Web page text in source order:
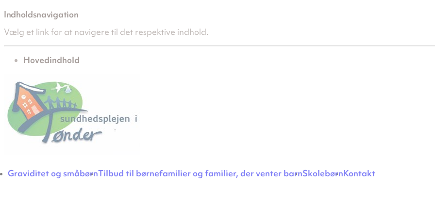
Indholdsnavigation
Vælg et link for at navigere til det respektive indhold.
gå til
Hovedindhold
Graviditet og småbørnTilbud til børnefamilier og familier, der venter barnSkolebørnKontakt